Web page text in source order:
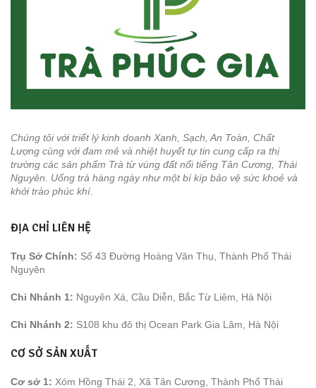
Chúng tôi với triết lý kinh doanh Xanh, Sạch, An Toàn, Chất
Lượng cùng với đam mê và nhiệt huyết tự tin cung cấp ra thị
trường các sản phẩm Trà từ vùng đất nổi tiếng Tân Cương, Thái
Nguyên. Uống trà hàng ngày như một bí kíp bảo vệ sức khoẻ và
khởi trào phúc khí.
ĐỊA CHỈ LIÊN HỆ
Trụ Sở Chính: Số 43 Đường Hoàng Văn Thụ, Thành Phố Thái
Nguyên
Chi Nhánh 1: Nguyên Xá, Cầu Diễn, Bắc Từ Liêm, Hà Nội
Chi Nhánh 2: S108 khu đô thị Ocean Park Gia Lâm, Hà Nội
CƠ SỞ SẢN XUẤT
Cơ sở 1: Xóm Hồng Thái 2, Xã Tân Cương, Thành Phố Thái